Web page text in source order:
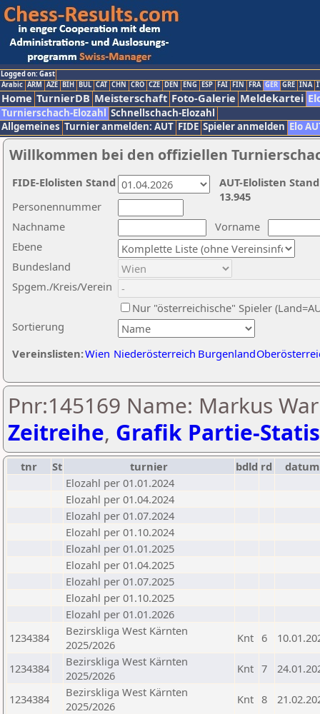
Logged on: Gast
Arabic ARM AZE BIH BUL CAT CHN CRO CZE DEN ENG ESP FAI FIN FRA GER GRE INA
Home TurnierDB Meisterschaft Foto-Galerie Meldekartei
Turnierschach-Elozahl Schnellschach-Elozahl
Allgemeines Turnier anmelden: AUT FIDE Spieler anmelden Elo
Willkommen bei den offiziellen
Nachname
Vorname
Ebene
Sortierung
Personennummer
Bundesland
Spgem./Kreis/Verein
Nur "österreichische" Spieler
Vereinslisten:Wien Niederösterreich Burgenland
AUT-Elolisten
13.945
FIDE-Elolisten Stand
Pnr:145169 Name: Markus
Zeitreihe, Grafik Partie-
tnr St turnier bdld rd
datum
Elozahl per 01.01.2024
Elozahl per 01.04.2024
Elozahl per 01.07.2024
Elozahl per 01.10.2024
Elozahl per 01.01.2025
Elozahl per 01.04.2025
Elozahl per 01.07.2025
Elozahl per 01.10.2025
Elozahl per 01.01.2026
1234384
Bezirskliga West Kärnten
2025/2026
Knt 6
1234384
Bezirskliga West Kärnten
2025/2026
Knt 7
1234384
Bezirskliga West Kärnten
2025/2026
Knt 8